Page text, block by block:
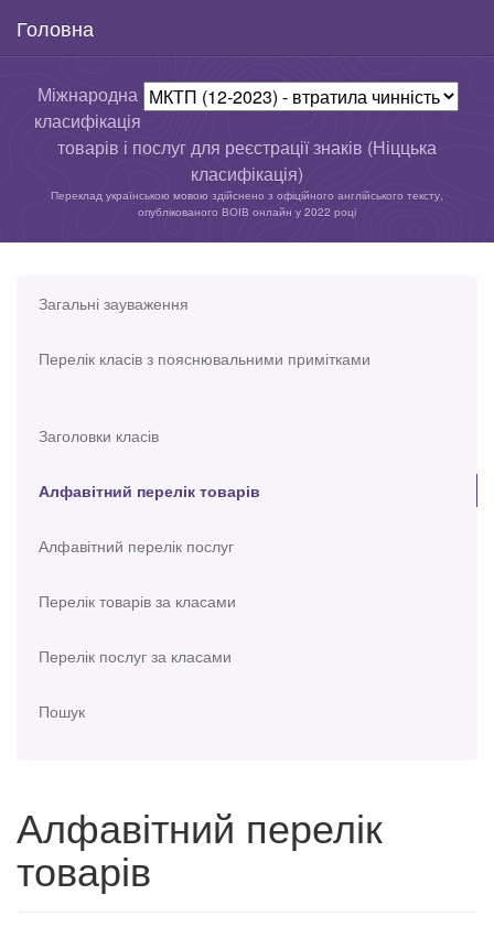
Головна
Міжнародна
класифікація
товарів і послуг для реєстрації знаків (Ніццька
класифікація)
Переклад українською мовою здійснено з офіційного англійського тексту,
опублікованого ВОІВ онлайн у 2022 році
Загальні зауваження
Перелік класів з пояснювальними примітками
Заголовки класів
Алфавітний перелік товарів
Алфавітний перелік послуг
Перелік товарів за класами
Перелік послуг за класами
Пошук
Алфавітний перелік
товарів